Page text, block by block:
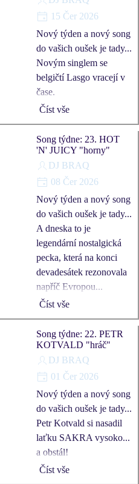
15 Čer 2026
Nový týden a nový song
do vašich oušek je tady...
Novým singlem se
belgičtí Lasgo vracejí v
čase.
Číst vše
Song týdne: 23. HOT
'N' JUICY "horny"
DJ BRAQ
08 Čer 2026
Nový týden a nový song
do vašich oušek je tady...
A dneska to je
legendární nostalgická
pecka, která na konci
devadesátek rezonovala
napříč Evropou...
Číst vše
Song týdne: 22. PETR
KOTVALD "hráč"
DJ BRAQ
01 Čer 2026
Nový týden a nový song
do vašich oušek je tady...
Petr Kotvald si nasadil
laťku SAKRA vysoko...
a obstál!
Číst vše